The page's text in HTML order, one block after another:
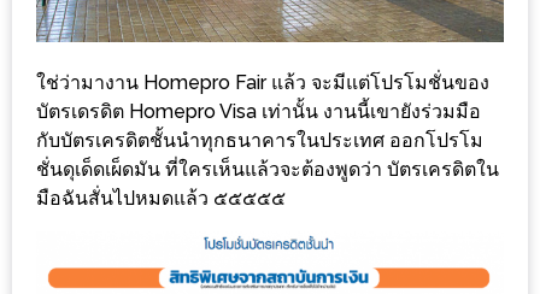
ที่
งาน
LEO
PRESENTS
PINGFAI
FESTIVAL
อาหาร
ใช่ว่ามางาน Homepro Fair แล้ว จะมีแต่โปรโมชั่นของ
บัตรเดรดิต Homepro Visa เท่านั้น งานนี้เขายังร่วมมือ
กับบัตรเครดิตชั้นนำทุกธนาคารในประเทศ ออกโปรโม
ชั่นดุเด็ดเผ็ดมัน ที่ใครเห็นแล้วจะต้องพูดว่า บัตรเครดิตใน
มือฉันสั่นไปหมดแล้ว ๕๕๕๕๕